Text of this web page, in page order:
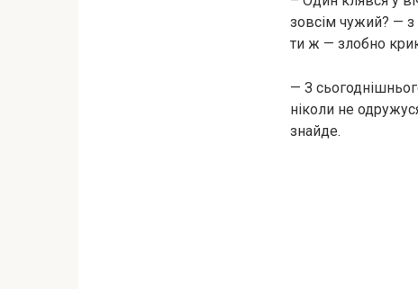
зовсім чужий? — з
ти ж — злобно
— З
ніколи не
знайде.